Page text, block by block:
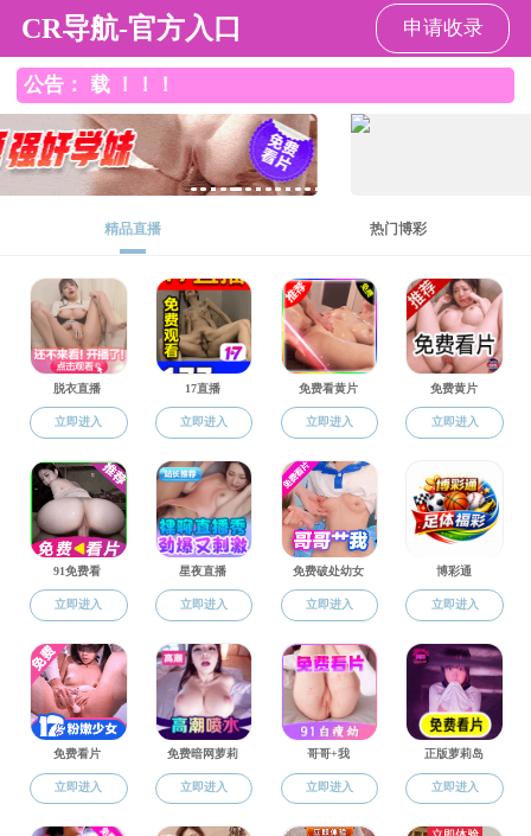
打飞机
管理入口
打飞机栏目
当前位置：打飞机 打飞机栏目 教学公告
打飞机 2025年博士研究生专项计划招生复试安排及复试名单
发布时间:2025-06-06 浏览次数: 目标站当前地址无法打开! 作者:
来源:打飞机 责任编辑: